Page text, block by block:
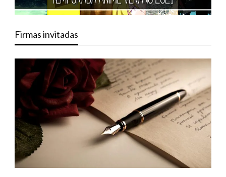
Firmas invitadas